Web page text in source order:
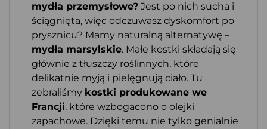
mydła przemysłowe? Jest po nich sucha i
ściągnięta, więc odczuwasz dyskomfort po
prysznicu? Mamy naturalną alternatywę –
mydła marsylskie. Małe kostki składają się
głównie z tłuszczy roślinnych, które
delikatnie myją i pielęgnują ciało. Tu
zebraliśmy kostki produkowane we
Francji, które wzbogacono o olejki
zapachowe. Dzięki temu nie tylko genialnie